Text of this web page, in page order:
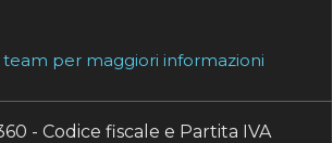
per maggiori informazioni
- Codice fiscale e Partita IVA